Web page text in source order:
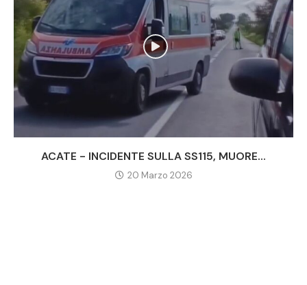
ACATE - INCIDENTE SULLA SS115, MUORE...
20 Marzo 2026